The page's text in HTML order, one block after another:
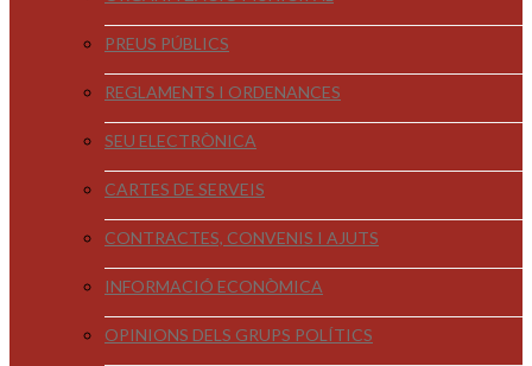
PREUS PÚBLICS
REGLAMENTS I ORDENANCES
SEU ELECTRÒNICA
CARTES DE SERVEIS
CONTRACTES, CONVENIS I AJUTS
INFORMACIÓ ECONÒMICA
OPINIONS DELS GRUPS POLÍTICS